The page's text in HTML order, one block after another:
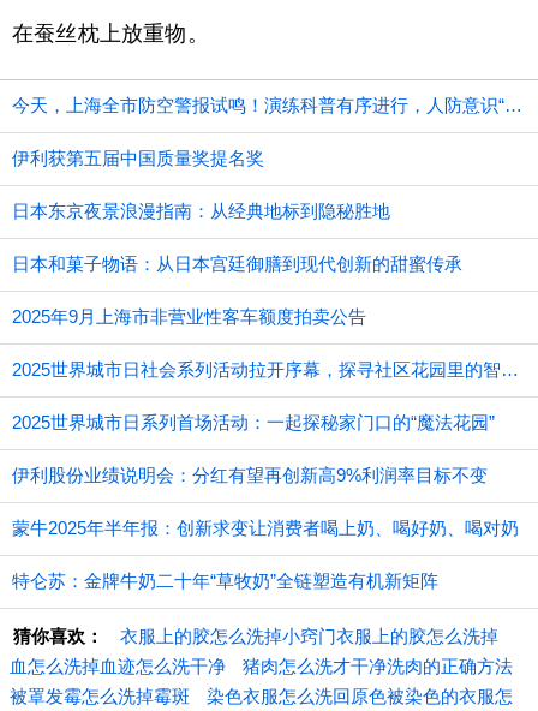
在蚕丝枕上放重物。
今天，上海全市防空警报试鸣！演练科普有序进行，人防意识“声入人心”
伊利获第五届中国质量奖提名奖
日本东京夜景浪漫指南：从经典地标到隐秘胜地
日本和菓子物语：从日本宫廷御膳到现代创新的甜蜜传承
2025年9月上海市非营业性客车额度拍卖公告
2025世界城市日社会系列活动拉开序幕，探寻社区花园里的智慧应用
2025世界城市日系列首场活动：一起探秘家门口的“魔法花园”
伊利股份业绩说明会：分红有望再创新高9%利润率目标不变
蒙牛2025年半年报：创新求变让消费者喝上奶、喝好奶、喝对奶
特仑苏：金牌牛奶二十年“草牧奶”全链塑造有机新矩阵
猜你喜欢：
衣服上的胶怎么洗掉小窍门衣服上的胶怎么洗掉
血怎么洗掉血迹怎么洗干净
猪肉怎么洗才干净洗肉的正确方法
被罩发霉怎么洗掉霉斑
染色衣服怎么洗回原色被染色的衣服怎